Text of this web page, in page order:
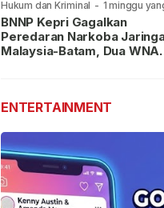
Hukum dan Kriminal - 1 minggu
lalu
BNNP Kepri Gagalkan
Peredaran Narkoba
Malaysia-Batam, Dua WNA
ENTERTAINMENT